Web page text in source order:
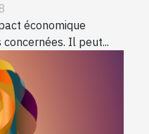
économique
Il peut...